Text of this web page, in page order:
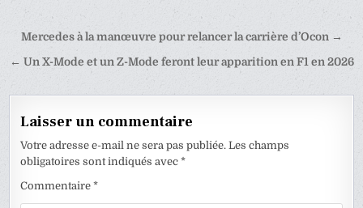
Navigation
de
Mercedes à la manœuvre pour relancer la carrière d’Ocon →
← Un X-Mode et un Z-Mode feront leur apparition en F1 en 2026
Laisser un commentaire
Votre adresse e-mail ne sera pas publiée. Les champs
obligatoires sont indiqués avec*
Commentaire*